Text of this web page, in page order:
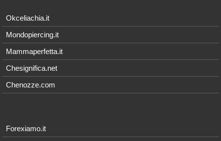
Okceliachia.it
Mondopiercing.it
Mammaperfetta.it
Chesignifica.net
Chenozze.com
Forexiamo.it